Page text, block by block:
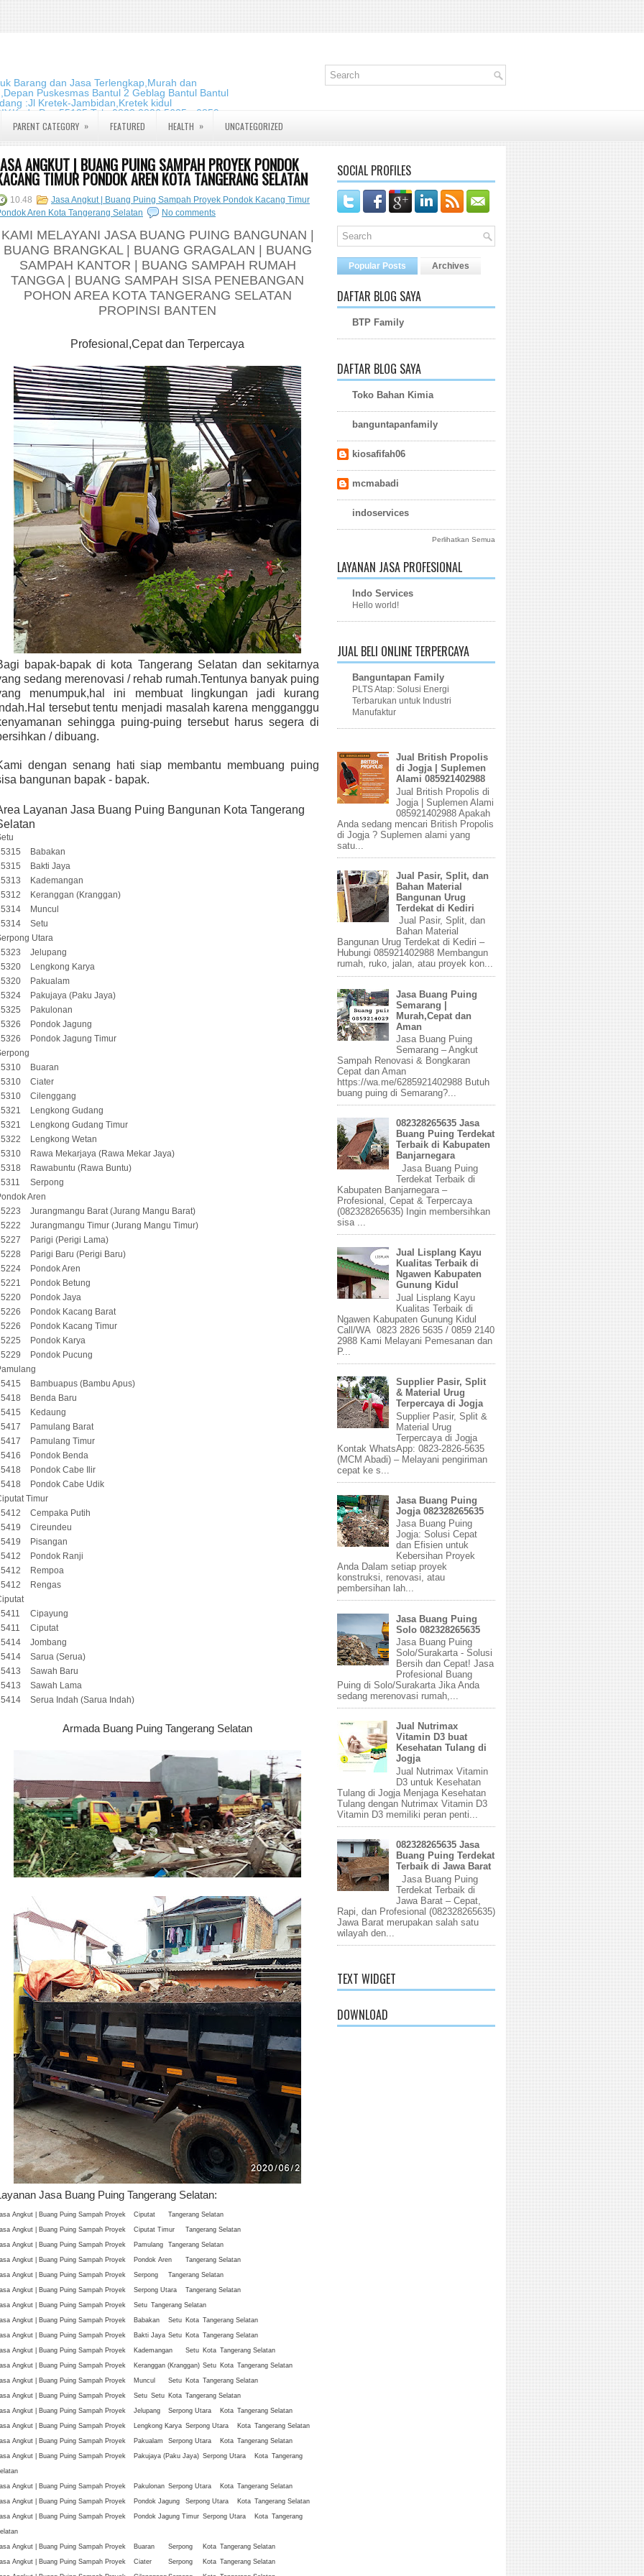
Barang dan Jasa Terlengkap,Murah dan
Puskesmas Bantul 2 Geblag Bantul Bantul
:Jl Kretek-Jambidan,Kretek kidul
Pos:55195 Telp:0823 2826 5635 - 0859
PARENT CATEGORY » FEATURED HEALTH » UNCATEGORIZED
ANGKUT | BUANG PUING SAMPAH PROYEK PONDOK
TIMUR PONDOK AREN KOTA TANGERANG SELATAN
10.48
Jasa Angkut | Buang Puing Sampah Proyek Pondok Kacang Timur
Aren Kota Tangerang Selatan
No comments
KAMI MELAYANI JASA BUANG PUING BANGUNAN |
BUANG BRANGKAL | BUANG GRAGALAN | BUANG
SAMPAH KANTOR | BUANG SAMPAH RUMAH
TANGGA | BUANG SAMPAH SISA PENEBANGAN
POHON AREA KOTA TANGERANG SELATAN
PROPINSI BANTEN
Profesional,Cepat dan Terpercaya
bapak-bapak di kota Tangerang Selatan dan sekitarnya
sedang merenovasi / rehab rumah.Tentunya banyak puing
menumpuk,hal ini membuat lingkungan jadi kurang
tersebut tentu menjadi masalah karena mengganggu
sehingga puing-puing tersebut harus segera di
/ dibuang.
dengan senang hati siap membantu membuang puing
bangunan bapak - bapak.
Layanan Jasa Buang Puing Bangunan Kota Tangerang
Babakan
Bakti Jaya
Kademangan
Keranggan (Kranggan)
Muncul
Setu
Utara
Jelupang
Lengkong Karya
Pakualam
Pakujaya (Paku Jaya)
Pakulonan
Pondok Jagung
Pondok Jagung Timur
Buaran
Ciater
Cilenggang
Lengkong Gudang
Lengkong Gudang Timur
Lengkong Wetan
Rawa Mekarjaya (Rawa Mekar Jaya)
Rawabuntu (Rawa Buntu)
Serpong
Aren
Jurangmangu Barat (Jurang Mangu Barat)
Jurangmangu Timur (Jurang Mangu Timur)
Parigi (Perigi Lama)
Parigi Baru (Perigi Baru)
Pondok Aren
Pondok Betung
Pondok Jaya
Pondok Kacang Barat
Pondok Kacang Timur
Pondok Karya
Pondok Pucung
Bambuapus (Bambu Apus)
Benda Baru
Kedaung
Pamulang Barat
Pamulang Timur
Pondok Benda
Pondok Cabe Ilir
Pondok Cabe Udik
Timur
Cempaka Putih
Cireundeu
Pisangan
Pondok Ranji
Rempoa
Rengas
Cipayung
Ciputat
Jombang
Sarua (Serua)
Sawah Baru
Sawah Lama
Serua Indah (Sarua Indah)
Armada Buang Puing Tangerang Selatan
Jasa Buang Puing Tangerang Selatan:
Angkut | Buang Puing Sampah Proyek Ciputat Tangerang Selatan
Angkut | Buang Puing Sampah Proyek Ciputat Timur Tangerang Selatan
Angkut | Buang Puing Sampah Proyek Pamulang Tangerang Selatan
Angkut | Buang Puing Sampah Proyek Pondok Aren Tangerang Selatan
Angkut | Buang Puing Sampah Proyek Serpong Tangerang Selatan
Angkut | Buang Puing Sampah Proyek Serpong Utara Tangerang Selatan
Angkut | Buang Puing Sampah Proyek Setu Tangerang Selatan
Angkut | Buang Puing Sampah Proyek Babakan Setu Kota Tangerang Selatan
Angkut | Buang Puing Sampah Proyek Bakti Jaya Setu Kota Tangerang Selatan
Angkut | Buang Puing Sampah Proyek Kademangan Setu Kota Tangerang Selatan
Angkut | Buang Puing Sampah Proyek Keranggan (Kranggan) Setu Kota Tangerang Selatan
Angkut | Buang Puing Sampah Proyek Muncul Setu Kota Tangerang Selatan
Angkut | Buang Puing Sampah Proyek Setu Setu Kota Tangerang Selatan
Angkut | Buang Puing Sampah Proyek Jelupang Serpong Utara Kota Tangerang Selatan
Angkut | Buang Puing Sampah Proyek Lengkong Karya Serpong Utara Kota Tangerang Selatan
Angkut | Buang Puing Sampah Proyek Pakualam Serpong Utara Kota Tangerang Selatan
Angkut | Buang Puing Sampah Proyek Pakujaya (Paku Jaya) Serpong Utara Kota Tangerang
Angkut | Buang Puing Sampah Proyek Pakulonan Serpong Utara Kota Tangerang Selatan
Angkut | Buang Puing Sampah Proyek Pondok Jagung Serpong Utara Kota Tangerang Selatan
Angkut | Buang Puing Sampah Proyek Pondok Jagung Timur Serpong Utara Kota Tangerang
Angkut | Buang Puing Sampah Proyek Buaran Serpong Kota Tangerang Selatan
Angkut | Buang Puing Sampah Proyek Ciater Serpong Kota Tangerang Selatan
SOCIAL PROFILES
Popular Posts Archives
DAFTAR BLOG SAYA
BTP Family
DAFTAR BLOG SAYA
Toko Bahan Kimia
banguntapanfamily
kiosafifah06
mcmabadi
indoservices
Perlihatkan Semua
LAYANAN JASA PROFESIONAL
Indo Services
Hello world!
JUAL BELI ONLINE TERPERCAYA
Banguntapan Family
PLTS Atap: Solusi Energi
Terbarukan untuk Industri
Manufaktur
Jual British Propolis
di Jogja | Suplemen
Alami 085921402988
Jual British Propolis di
Jogja | Suplemen Alami
085921402988 Apakah
Anda sedang mencari British Propolis
di Jogja ? Suplemen alami yang
satu...
Jual Pasir, Split, dan
Bahan Material
Bangunan Urug
Terdekat di Kediri
Jual Pasir, Split, dan
Bahan Material
Bangunan Urug Terdekat di Kediri –
Hubungi 085921402988 Membangun
rumah, ruko, jalan, atau proyek kon...
Jasa Buang Puing
Semarang |
Murah,Cepat dan
Aman
Jasa Buang Puing
Semarang – Angkut
Sampah Renovasi & Bongkaran
Cepat dan Aman
https://wa.me/6285921402988 Butuh
buang puing di Semarang?...
082328265635 Jasa
Buang Puing Terdekat
Terbaik di Kabupaten
Banjarnegara
Jasa Buang Puing
Terdekat Terbaik di
Kabupaten Banjarnegara –
Profesional, Cepat & Terpercaya
(082328265635) Ingin membersihkan
sisa ...
Jual Lisplang Kayu
Kualitas Terbaik di
Ngawen Kabupaten
Gunung Kidul
Jual Lisplang Kayu
Kualitas Terbaik di
Ngawen Kabupaten Gunung Kidul
Call/WA 0823 2826 5635 / 0859 2140
2988 Kami Melayani Pemesanan dan
P...
Supplier Pasir, Split
& Material Urug
Terpercaya di Jogja
Supplier Pasir, Split &
Material Urug
Terpercaya di Jogja
Kontak WhatsApp: 0823-2826-5635
(MCM Abadi) – Melayani pengiriman
cepat ke s...
Jasa Buang Puing
Jogja 082328265635
Jasa Buang Puing
Jogja: Solusi Cepat
dan Efisien untuk
Kebersihan Proyek
Anda Dalam setiap proyek
konstruksi, renovasi, atau
pembersihan lah...
Jasa Buang Puing
Solo 082328265635
Jasa Buang Puing
Solo/Surakarta - Solusi
Bersih dan Cepat! Jasa
Profesional Buang
Puing di Solo/Surakarta Jika Anda
sedang merenovasi rumah,...
Jual Nutrimax
Vitamin D3 buat
Kesehatan Tulang di
Jogja
Jual Nutrimax Vitamin
D3 untuk Kesehatan
Tulang di Jogja Menjaga Kesehatan
Tulang dengan Nutrimax Vitamin D3
Vitamin D3 memiliki peran penti...
082328265635 Jasa
Buang Puing Terdekat
Terbaik di Jawa Barat
Jasa Buang Puing
Terdekat Terbaik di
Jawa Barat – Cepat,
Rapi, dan Profesional (082328265635)
Jawa Barat merupakan salah satu
wilayah den...
TEXT WIDGET
DOWNLOAD